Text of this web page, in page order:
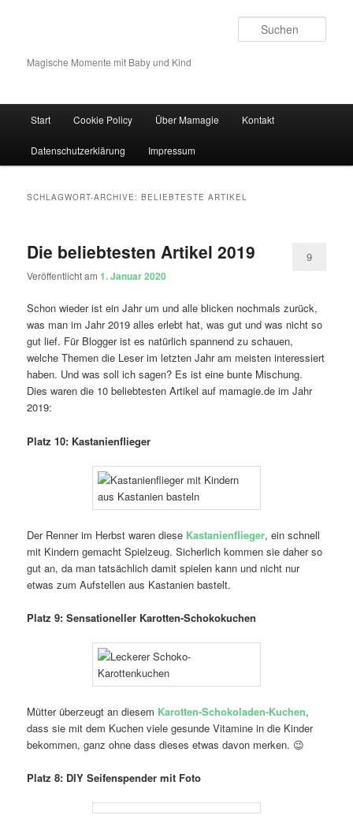
Magische Momente mit Baby und Kind
Zum Inhalt wechseln
Zum sekundären Inhalt wechseln
Start Cookie Policy Über Mamagie Kontakt
Datenschutzerklärung Impressum
SCHLAGWORT-ARCHIVE:BELIEBTESTE ARTIKEL
Die beliebtesten Artikel 2019
Veröffentlicht am1. Januar 2020
9
Schon wieder ist ein Jahr um und alle blicken nochmals zurück,
was man im Jahr 2019 alles erlebt hat, was gut und was nicht so
gut lief. Für Blogger ist es natürlich spannend zu schauen,
welche Themen die Leser im letzten Jahr am meisten interessiert
haben. Und was soll ich sagen? Es ist eine bunte Mischung.
Dies waren die 10 beliebtesten Artikel auf mamagie.de im Jahr
2019:
Platz 10: Kastanienflieger
Der Renner im Herbst waren diese Kastanienflieger, ein schnell
mit Kindern gemacht Spielzeug. Sicherlich kommen sie daher so
gut an, da man tatsächlich damit spielen kann und nicht nur
etwas zum Aufstellen aus Kastanien bastelt.
Platz 9: Sensationeller Karotten-Schokokuchen
Mütter überzeugt an diesem Karotten-Schokoladen-Kuchen,
dass sie mit dem Kuchen viele gesunde Vitamine in die Kinder
bekommen, ganz ohne dass dieses etwas davon merken. 😉
Platz 8: DIY Seifenspender mit Foto